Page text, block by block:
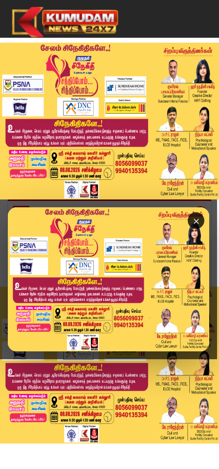
×
Home
வீடியோ ஸ்டோரி
Kumudam SpotLight:வீடு, மனை தொடர்பான APPROVAL
க...